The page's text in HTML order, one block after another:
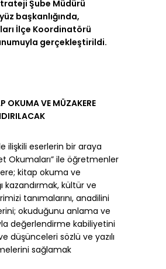
Şube Müdürü
başkanlığında,
İlçe Koordinatörü
gerçekleştirildi.
VE MÜZAKERE
ilişkili eserlerin bir araya
Okumaları” ile öğretmenler
kitap okuma ve
kazandırmak, kültür ve
tanımalarını, anadilini
okuduğunu anlama ve
değerlendirme kabiliyetini
düşünceleri sözlü ve yazılı
sağlamak